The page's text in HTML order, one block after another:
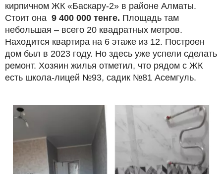
кирпичном ЖК «Баскару-2» в районе Алматы.
Стоит она 9 400 000 тенге. Площадь там
небольшая – всего 20 квадратных метров.
Находится квартира на 6 этаже из 12. Построен
дом был в 2023 году. Но здесь уже успели сделать
ремонт. Хозяин жилья отметил, что рядом с ЖК
есть школа-лицей №93, садик №81 Асемгуль.